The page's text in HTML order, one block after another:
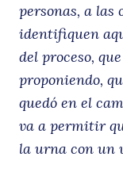
personas, a las
identifiquen
del proceso,
proponiendo,
quedó en el
va a permitir
la urna con un